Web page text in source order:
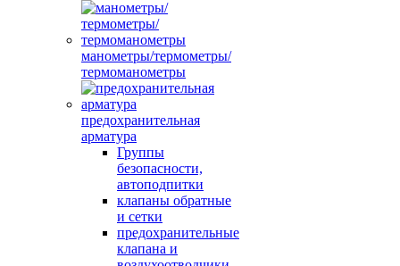
манометры/термометры/
термоманометры
предохранительная
арматура
Группы
безопасности,
автоподпитки
клапаны обратные
и сетки
предохранительные
клапана и